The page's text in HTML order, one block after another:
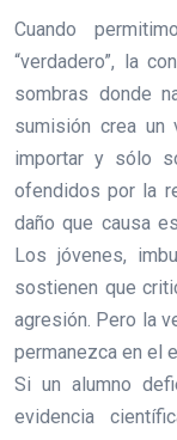
Cuando
“verdadero”, la
sombras donde
sumisión crea un
importar y sólo
ofendidos por la
daño que causa
Los jóvenes,
sostienen que
agresión. Pero la
permanezca en el
Si un alumno
evidencia